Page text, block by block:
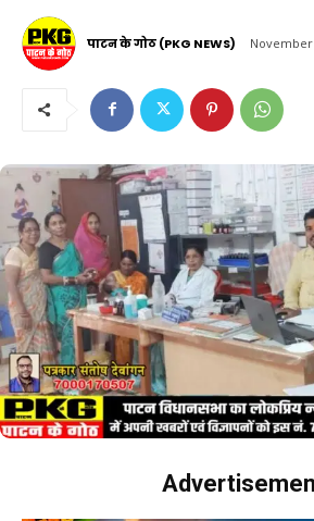
पाटन के गोठ (PKG NEWS) November